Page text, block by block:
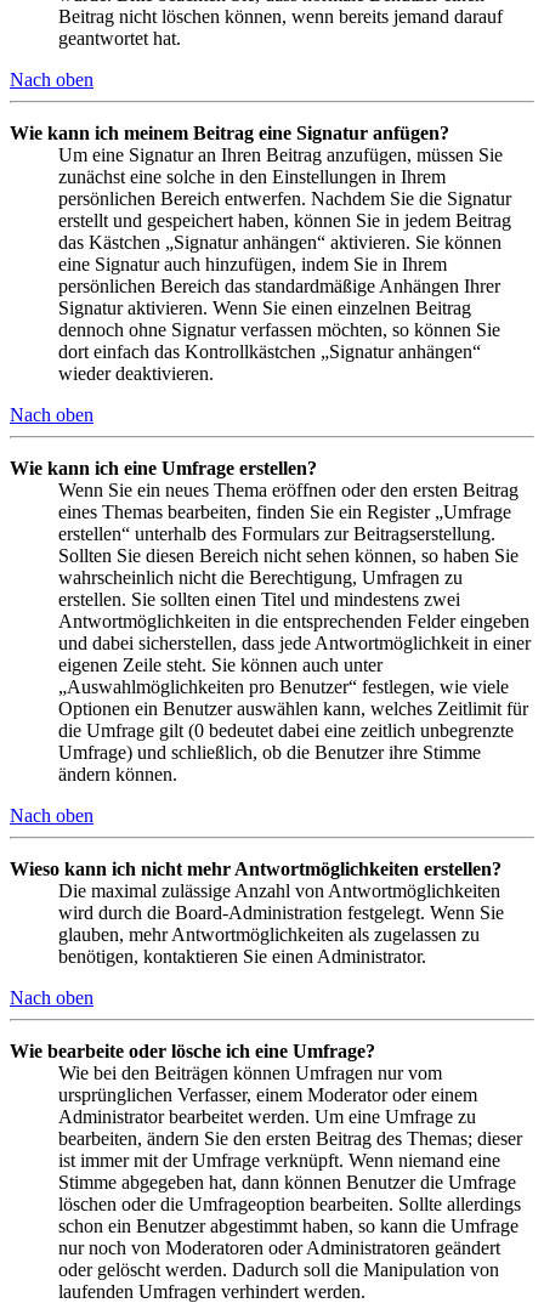
Beitrag nicht löschen können, wenn bereits jemand darauf
geantwortet hat.
Nach oben
Wie kann ich meinem Beitrag eine Signatur anfügen?
Um eine Signatur an Ihren Beitrag anzufügen, müssen Sie
zunächst eine solche in den Einstellungen in Ihrem
persönlichen Bereich entwerfen. Nachdem Sie die Signatur
erstellt und gespeichert haben, können Sie in jedem Beitrag
das Kästchen „Signatur anhängen“ aktivieren. Sie können
eine Signatur auch hinzufügen, indem Sie in Ihrem
persönlichen Bereich das standardmäßige Anhängen Ihrer
Signatur aktivieren. Wenn Sie einen einzelnen Beitrag
dennoch ohne Signatur verfassen möchten, so können Sie
dort einfach das Kontrollkästchen „Signatur anhängen“
wieder deaktivieren.
Nach oben
Wie kann ich eine Umfrage erstellen?
Wenn Sie ein neues Thema eröffnen oder den ersten Beitrag
eines Themas bearbeiten, finden Sie ein Register „Umfrage
erstellen“ unterhalb des Formulars zur Beitragserstellung.
Sollten Sie diesen Bereich nicht sehen können, so haben Sie
wahrscheinlich nicht die Berechtigung, Umfragen zu
erstellen. Sie sollten einen Titel und mindestens zwei
Antwortmöglichkeiten in die entsprechenden Felder eingeben
und dabei sicherstellen, dass jede Antwortmöglichkeit in einer
eigenen Zeile steht. Sie können auch unter
„Auswahlmöglichkeiten pro Benutzer“ festlegen, wie viele
Optionen ein Benutzer auswählen kann, welches Zeitlimit für
die Umfrage gilt (0 bedeutet dabei eine zeitlich unbegrenzte
Umfrage) und schließlich, ob die Benutzer ihre Stimme
ändern können.
Nach oben
Wieso kann ich nicht mehr Antwortmöglichkeiten erstellen?
Die maximal zulässige Anzahl von Antwortmöglichkeiten
wird durch die Board-Administration festgelegt. Wenn Sie
glauben, mehr Antwortmöglichkeiten als zugelassen zu
benötigen, kontaktieren Sie einen Administrator.
Nach oben
Wie bearbeite oder lösche ich eine Umfrage?
Wie bei den Beiträgen können Umfragen nur vom
ursprünglichen Verfasser, einem Moderator oder einem
Administrator bearbeitet werden. Um eine Umfrage zu
bearbeiten, ändern Sie den ersten Beitrag des Themas; dieser
ist immer mit der Umfrage verknüpft. Wenn niemand eine
Stimme abgegeben hat, dann können Benutzer die Umfrage
löschen oder die Umfrageoption bearbeiten. Sollte allerdings
schon ein Benutzer abgestimmt haben, so kann die Umfrage
nur noch von Moderatoren oder Administratoren geändert
oder gelöscht werden. Dadurch soll die Manipulation von
laufenden Umfragen verhindert werden.